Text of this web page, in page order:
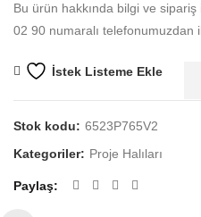
Bu ürün hakkında bilgi ve
02 90 numaralı telefonumuzdan
İstek Listeme Ekle
Stok kodu: 6523P765V2
Kategoriler: Proje Halıları
Paylaş